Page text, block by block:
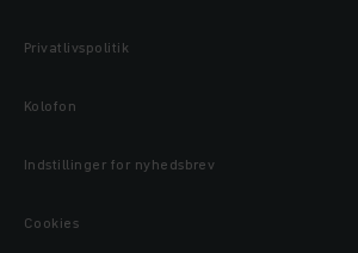
Privatlivspolitik
Kolofon
Indstillinger for nyhedsbrev
Cookies